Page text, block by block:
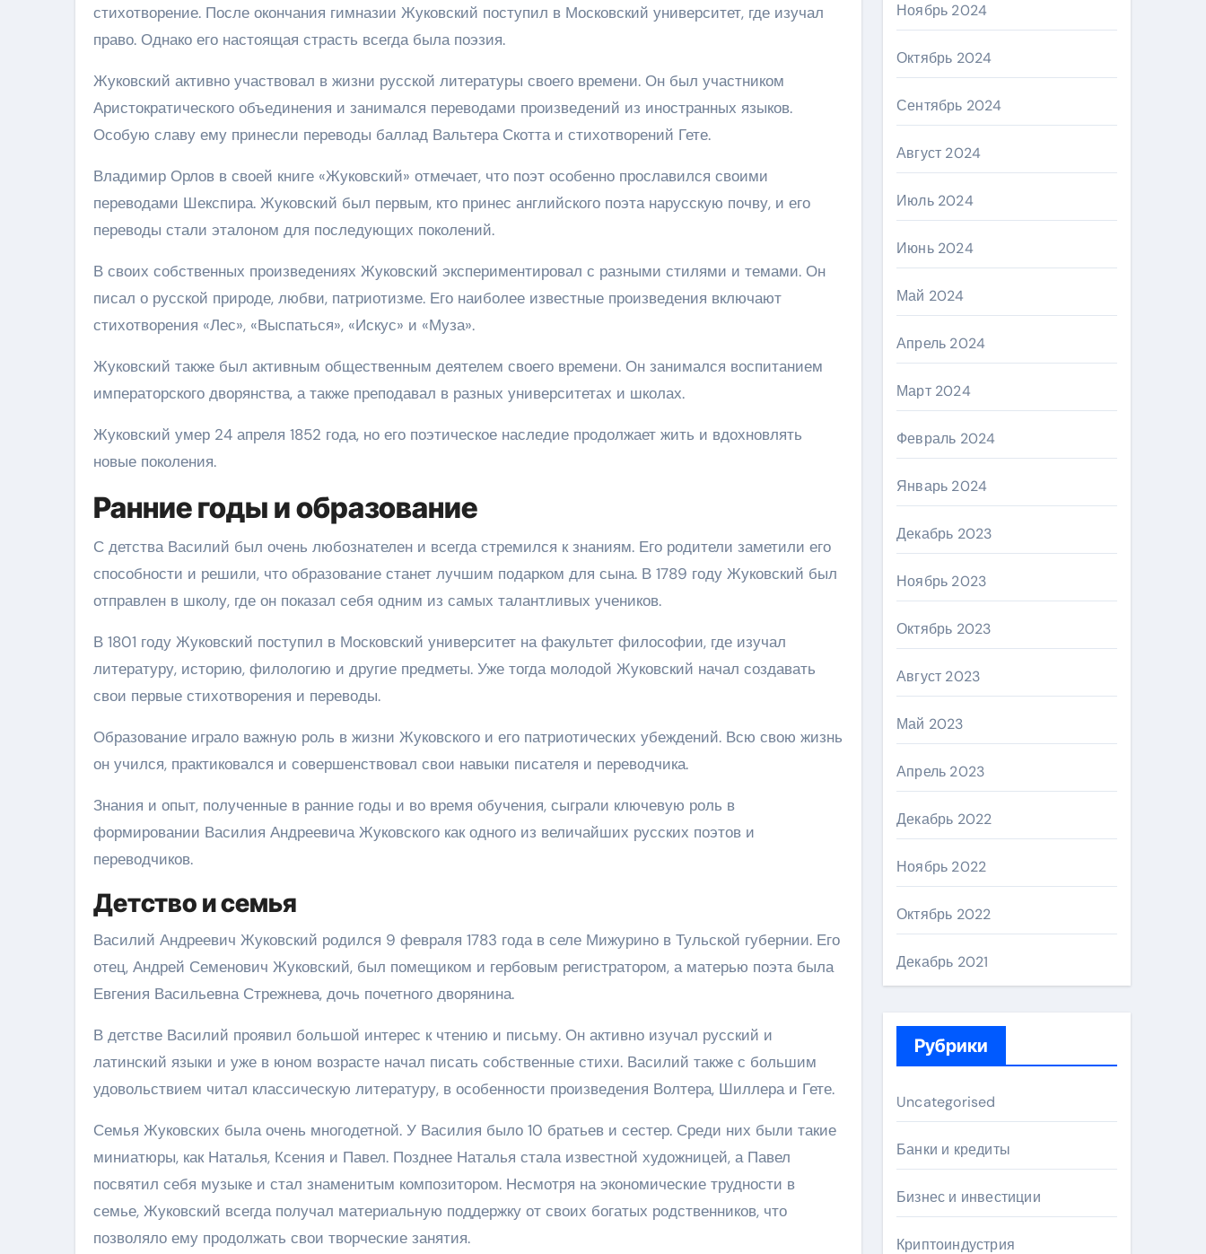
стихотворение. После окончания гимназии Жуковский поступил в Московский университет, где изучал
право. Однако его настоящая страсть всегда была поэзия.
Жуковский активно участвовал в жизни русской литературы своего времени. Он был участником
Аристократического объединения и занимался переводами произведений из иностранных языков.
Особую славу ему принесли переводы баллад Вальтера Скотта и стихотворений Гете.
Владимир Орлов в своей книге «Жуковский» отмечает, что поэт особенно прославился своими
переводами Шекспира. Жуковский был первым, кто принес английского поэта нарусскую почву, и его
переводы стали эталоном для последующих поколений.
В своих собственных произведениях Жуковский экспериментировал с разными стилями и темами. Он
писал о русской природе, любви, патриотизме. Его наиболее известные произведения включают
стихотворения «Лес», «Выспаться», «Искус» и «Муза».
Жуковский также был активным общественным деятелем своего времени. Он занимался воспитанием
императорского дворянства, а также преподавал в разных университетах и школах.
Жуковский умер 24 апреля 1852 года, но его поэтическое наследие продолжает жить и вдохновлять
новые поколения.
Ранние годы и образование
С детства Василий был очень любознателен и всегда стремился к знаниям. Его родители заметили его
способности и решили, что образование станет лучшим подарком для сына. В 1789 году Жуковский был
отправлен в школу, где он показал себя одним из самых талантливых учеников.
В 1801 году Жуковский поступил в Московский университет на факультет философии, где изучал
литературу, историю, филологию и другие предметы. Уже тогда молодой Жуковский начал создавать
свои первые стихотворения и переводы.
Образование играло важную роль в жизни Жуковского и его патриотических убеждений. Всю свою жизнь
он учился, практиковался и совершенствовал свои навыки писателя и переводчика.
Знания и опыт, полученные в ранние годы и во время обучения, сыграли ключевую роль в
формировании Василия Андреевича Жуковского как одного из величайших русских поэтов и
переводчиков.
Детство и семья
Василий Андреевич Жуковский родился 9 февраля 1783 года в селе Мижурино в Тульской губернии. Его
отец, Андрей Семенович Жуковский, был помещиком и гербовым регистратором, а матерью поэта была
Евгения Васильевна Стрежнева, дочь почетного дворянина.
В детстве Василий проявил большой интерес к чтению и письму. Он активно изучал русский и
латинский языки и уже в юном возрасте начал писать собственные стихи. Василий также с большим
удовольствием читал классическую литературу, в особенности произведения Волтера, Шиллера и Гете.
Семья Жуковских была очень многодетной. У Василия было 10 братьев и сестер. Среди них были такие
миниатюры, как Наталья, Ксения и Павел. Позднее Наталья стала известной художницей, а Павел
посвятил себя музыке и стал знаменитым композитором. Несмотря на экономические трудности в
семье, Жуковский всегда получал материальную поддержку от своих богатых родственников, что
позволяло ему продолжать свои творческие занятия.
Ноябрь 2024
Октябрь 2024
Сентябрь 2024
Август 2024
Июль 2024
Июнь 2024
Май 2024
Апрель 2024
Март 2024
Февраль 2024
Январь 2024
Декабрь 2023
Ноябрь 2023
Октябрь 2023
Август 2023
Май 2023
Апрель 2023
Декабрь 2022
Ноябрь 2022
Октябрь 2022
Декабрь 2021
Рубрики
Uncategorised
Банки и кредиты
Бизнес и инвестиции
Криптоиндустрия